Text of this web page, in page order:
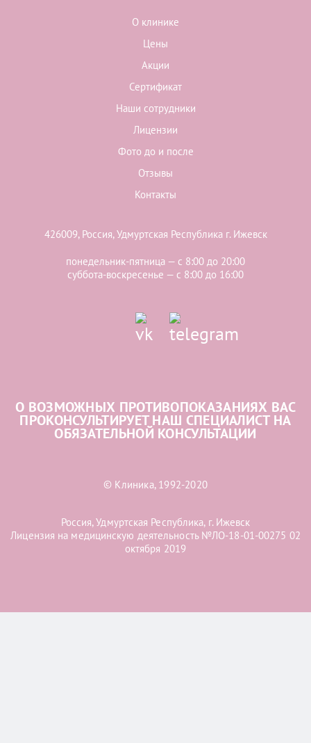
О клинике
Цены
Акции
Сертификат
Наши сотрудники
Лицензии
Фото до и после
Отзывы
Контакты
426009, Россия, Удмуртская Республика г. Ижевск
понедельник-пятница — с 8:00 до 20:00
суббота-воскресенье — с 8:00 до 16:00
О ВОЗМОЖНЫХ ПРОТИВОПОКАЗАНИЯХ ВАС
ПРОКОНСУЛЬТИРУЕТ НАШ СПЕЦИАЛИСТ НА
ОБЯЗАТЕЛЬНОЙ КОНСУЛЬТАЦИИ
© Клиника, 1992-2020
Россия, Удмуртская Республика, г. Ижевск
Лицензия на медицинскую деятельность №ЛО-18-01-00275 02
октября 2019